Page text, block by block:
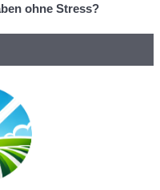
ohne Stress?